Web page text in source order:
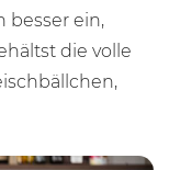
besser ein,
die volle